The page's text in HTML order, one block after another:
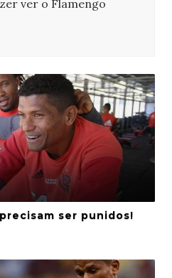
ver o Flamengo
ser punidos!